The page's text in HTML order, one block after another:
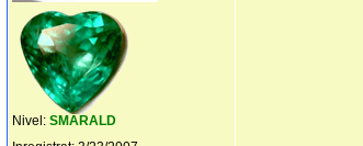
Nivel:SMARALD